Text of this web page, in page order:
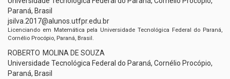
Paraná, Brasil
jsilva.2017@alunos.utfpr.edu.br
Licenciando em Matemática pela Universidade Tecnológica Federal do Paraná,
Cornélio Procópio, Paraná, Brasil.
ROBERTO MOLINA DE SOUZA
Universidade Tecnológica Federal do Paraná, Cornélio Procópio,
Paraná, Brasil